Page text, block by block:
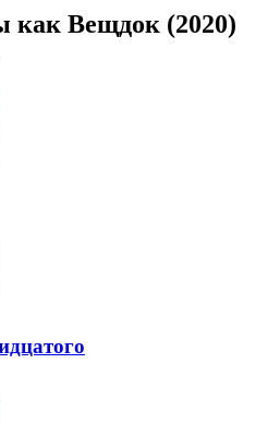
как Вещдок (2020)